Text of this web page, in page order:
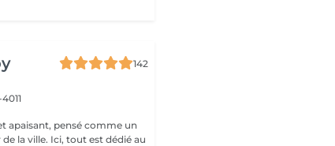
142
apaisant, pensé comme un
la ville. Ici, tout est dédié au